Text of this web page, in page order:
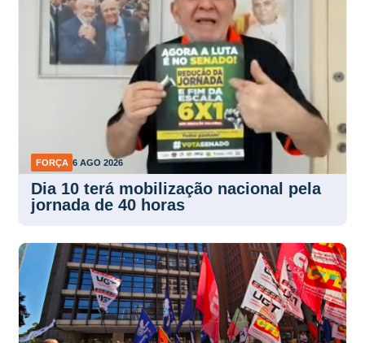
6 AGO 2026
Dia 10 terá mobilização nacional pela
jornada de 40 horas